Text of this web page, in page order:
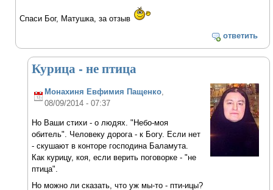
Спаси Бог, Матушка, за отзыв
ответить
Курица - не птица
Монахиня Евфимия Пащенко
08/09/2014 - 07:37
Но Ваши стихи - о людях. "Небо-моя
обитель". Человеку дорога - к Богу. Если нет
- скушают в конторе господина Баламута.
Как курицу, коя, если верить поговорке - "не
птица".
Но можно ли сказать, что уж мы-то - пти-ицы?